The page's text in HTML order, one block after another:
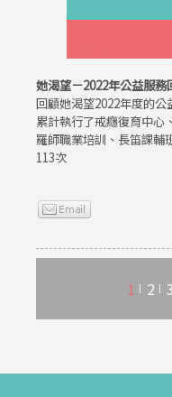
她渴望－2022年公益服務
回顧她渴望2022年度的
累計執行了戒癮復育中心
羅師職業培訓、長笛課輔
113次
1 2 3